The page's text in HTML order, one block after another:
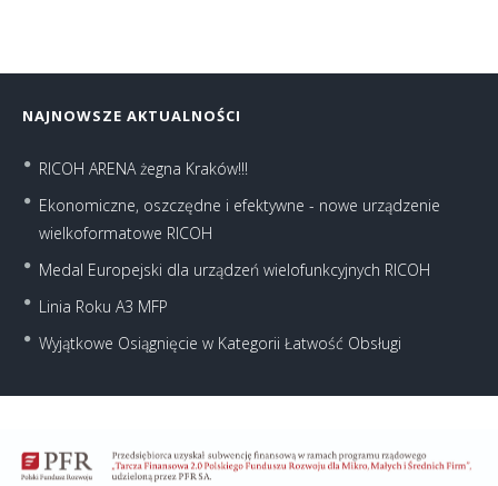
NAJNOWSZE AKTUALNOŚCI
RICOH ARENA żegna Kraków!!!
Ekonomiczne, oszczędne i efektywne - nowe urządzenie
wielkoformatowe RICOH
Medal Europejski dla urządzeń wielofunkcyjnych RICOH
Linia Roku A3 MFP
Wyjątkowe Osiągnięcie w Kategorii Łatwość Obsługi